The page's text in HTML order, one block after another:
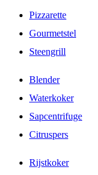
Pizzarette
Gourmetstel
Steengrill
Blender
Waterkoker
Sapcentrifuge
Citruspers
Rijstkoker